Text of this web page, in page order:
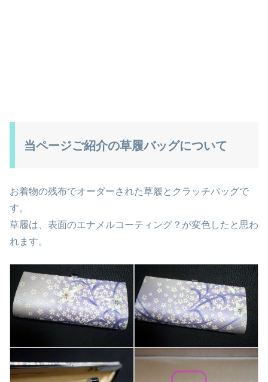
当ページご紹介の草履バッグについて
お着物の残布でオーダーされた草履とクラッチバッグで
す。
草履は、表面のエナメルコーティング？が変色したと思わ
れます。